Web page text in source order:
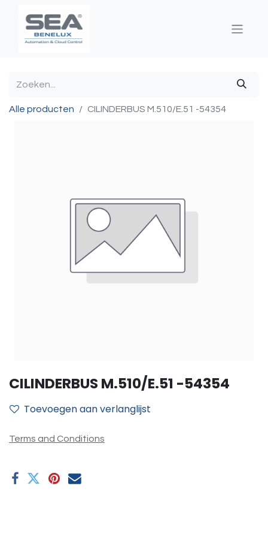
Alle producten CILINDERBUS M.510/E.51 -54354
CILINDERBUS M.510/E.51 -54354
Toevoegen aan verlanglijst
Terms and Conditions